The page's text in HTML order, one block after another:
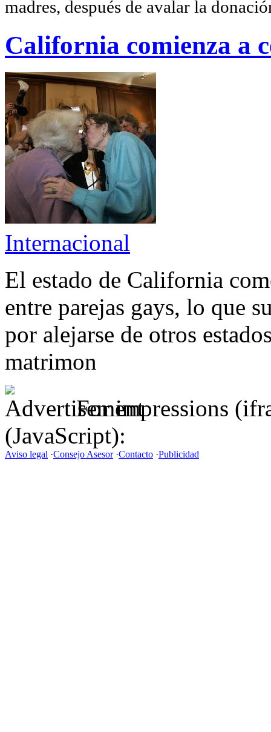
madres, después de avalar la
California comienza a
Internacional
El estado de California
entre parejas gays, lo que
por alejarse de otros
matrimon
For impressions
(JavaScript):
Aviso legal ·Consejo Asesor·Contacto ·Publicidad